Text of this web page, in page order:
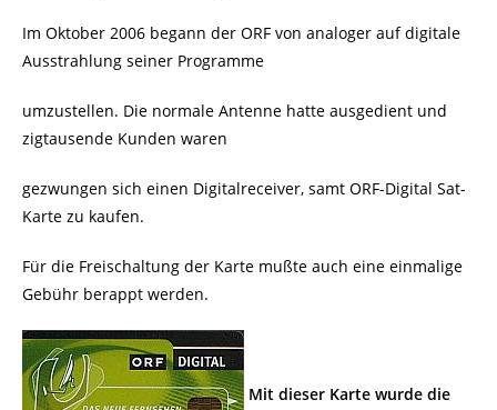
Im Oktober 2006 begann der ORF von analoger auf digitale
Ausstrahlung seiner Programme
umzustellen. Die normale Antenne hatte ausgedient und
zigtausende Kunden waren
gezwungen sich einen Digitalreceiver, samt ORF-Digital Sat-
Karte zu kaufen.
Für die Freischaltung der Karte mußte auch eine einmalige
Gebühr berappt werden.
Mit dieser Karte wurde die